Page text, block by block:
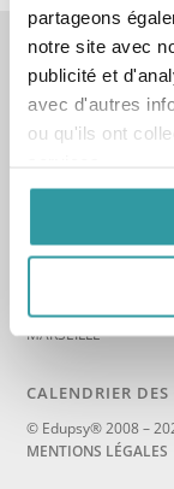
partageons
notre site avec
publicité et
avec d'autres
ou qu'ils ont
COURS ET
1 place de la
13150 TARASCON
AIX-EN-PROVENCE
MARSEILLE
CALENDRIER DES
© Edupsy® 2008 –
MENTIONS LÉGALES